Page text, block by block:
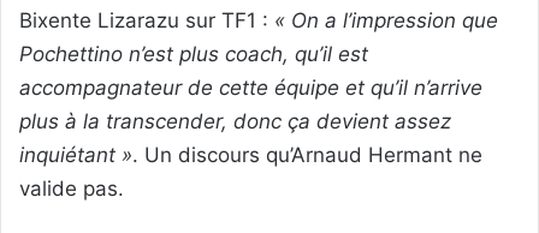
Bixente Lizarazu sur TF1 : « On a l’impression que
Pochettino n’est plus coach, qu’il est
accompagnateur de cette équipe et qu’il n’arrive
plus à la transcender, donc ça devient assez
inquiétant ». Un discours qu’Arnaud Hermant ne
valide pas.